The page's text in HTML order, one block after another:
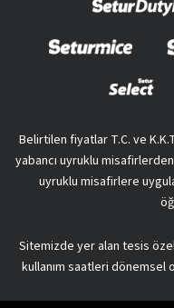
Belirtilen fiyatlar T.C. ve
yabancı uyruklu
uyruklu misafirlere
Sitemizde yer alan tesis
kullanım saatleri dönemsel